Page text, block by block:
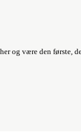
og være den første,